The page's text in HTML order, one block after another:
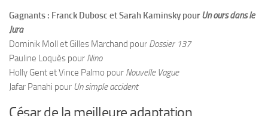
Gagnants : Franck Dubosc et Sarah Kaminsky pourUn ours dans le
Jura
Dominik Moll et Gilles Marchand pour Dossier 137
Pauline Loquès pour Nino
Holly Gent et Vince Palmo pour Nouvelle Vague
Jafar Panahi pour Un simple accident
César de la meilleure adaptation